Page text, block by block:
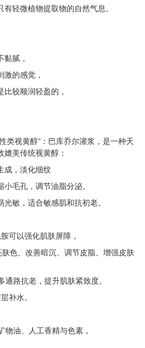
轻微植物提取物的自然气息。
腻，
的感觉，
较顺润轻盈的，
类视黄醇”：巴库乔尔灌浆，是一种天
美传统视黄醇：
成，淡化细纹
毛孔，调节油脂分泌。
敏，适合敏感肌和抗初老。
可以强化肌肤屏障，
色、改善暗沉、调节皮脂、增强皮肤
路抗老，提升肌肤紧致度。
补水。
物油、人工香精与色素，